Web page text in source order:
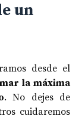
un
desde el
la máxima
. No dejes de
cuidaremos